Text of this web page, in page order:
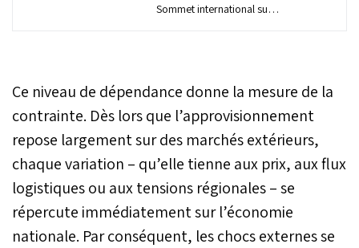
Sommet international sur
internationale de l’Energie
atomique (AIEA), ont pris
fin avec une Déclaration
sur le financement de
l’énergie nucléaire,
endossée par vingt-sept
pays signataires dont le
Maroc.
Ce niveau de dépendance donne la mesure de la
contrainte. Dès lors que l’approvisionnement
repose largement sur des marchés extérieurs,
chaque variation – qu’elle tienne aux prix, aux flux
logistiques ou aux tensions régionales – se
répercute immédiatement sur l’économie
nationale. Par conséquent, les chocs externes se